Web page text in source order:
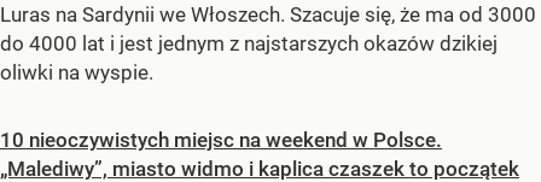
Luras na Sardynii we Włoszech. Szacuje się, że ma od 3000
do 4000 lat i jest jednym z najstarszych okazów dzikiej
oliwki na wyspie.
10 nieoczywistych miejsc na weekend w Polsce.
„Malediwy”, miasto widmo i kaplica czaszek to początek